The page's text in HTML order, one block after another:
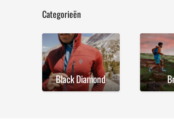
Categorieën
Black Diamond